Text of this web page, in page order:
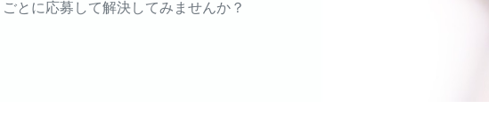
とに応募して解決してみませんか？